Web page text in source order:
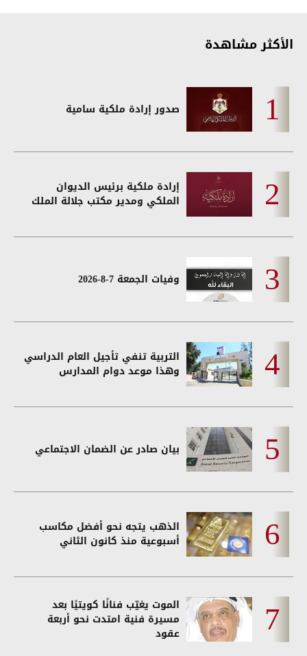
الأكثر مشاهدة
صدور إرادة ملكية سامية
إرادة ملكية برئيس الديوان
الملكي ومدير مكتب جلالة الملك
وفيات الجمعة 7-8-2026
التربية تنفي تأجيل العام الدراسي
وهذا موعد دوام المدارس
بيان صادر عن الضمان الاجتماعي
الذهب يتجه نحو أفضل مكاسب
أسبوعية منذ كانون الثاني
الموت يغيّب فنانًا كويتيًا بعد
مسيرة فنية امتدت نحو أربعة
عقود